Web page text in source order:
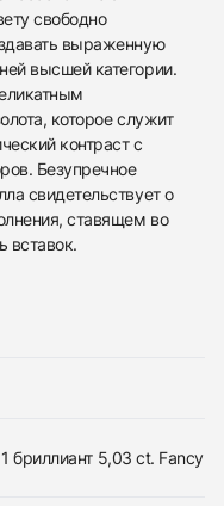
свободно
выраженную
высшей категории.
которое служит
контраст с
Безупречное
свидетельствует о
ставящем во
вставок.
бриллиант 5,03 ct. Fancy
и мы свяжемся